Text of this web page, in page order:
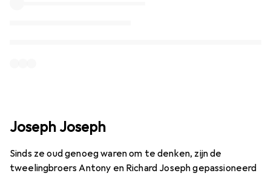
Joseph Joseph
Sinds ze oud genoeg waren om te denken, zijn de
tweelingbroers Antony en Richard Joseph gepassioneerd